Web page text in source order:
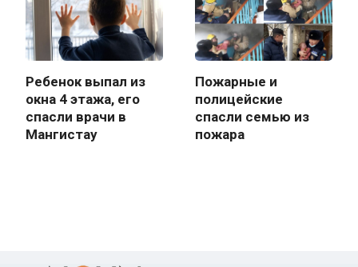
Ребенок выпал из
окна 4 этажа, его
спасли врачи в
Мангистау
Пожарные и
полицейские
спасли семью из
пожара